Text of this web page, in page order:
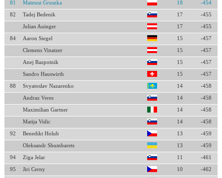
81 Mateusz Gruszka 18 -454
82 Tadej Bedenik 17 -455
Julian Auinger 17 -455
84 Aaron Siegel 15 -457
Clemens Vinatzer 15 -457
Anej Razpotnik 15 -457
Sandro Hauswirth 15 -457
88 Svyatoslav Nazarenko 14 -458
Andraz Veres 14 -458
Maximilian Gartner 14 -458
Matija Vidic 14 -458
92 Benedikt Holub 13 -459
Oleksandr Shumbarets 13 -459
94 Ziga Jelar 11 -461
95 Jiri Cerny 10 -462